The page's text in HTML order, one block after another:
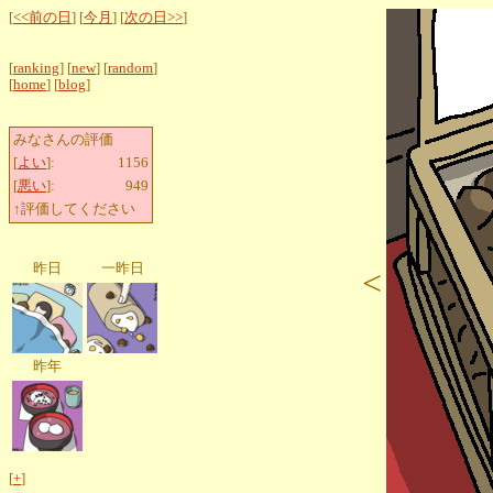
[<<前の日 ] [今月 ] [次の日>>]
[ranking] [new] [random]
[home] [blog]
みなさんの評価
[よい]:
1156
[悪い]:
949
↑評価してください
昨日 一昨日
昨年
[+]
<